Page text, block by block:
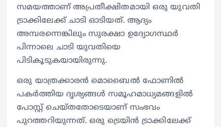
സമയത്താണ് അപ്രതീക്ഷിതമായി ഒരു യുവതി
ട്രാക്കിലേക്ക് ചാടി ഓടിയത്. ആദ്യം
അമ്പരന്നെങ്കിലും സുരക്ഷാ ഉദ്യോഗസ്ഥർ
പിന്നാലെ ചാടി യുവതിയെ
പിടികൂടുകയായിരുന്നു.
ഒരു യാത്രക്കാരൻ മൊബൈൽ ഫോണിൽ
പകർത്തിയ ദൃശ്യങ്ങൾ സമൂഹമാധ്യമങ്ങളിൽ
പോസ്റ്റ് ചെയ്തതോടെയാണ് സംഭവം
പുറത്തറിയുന്നത്. ഒരു ട്രെയിൻ ട്രാക്കിലേക്ക്